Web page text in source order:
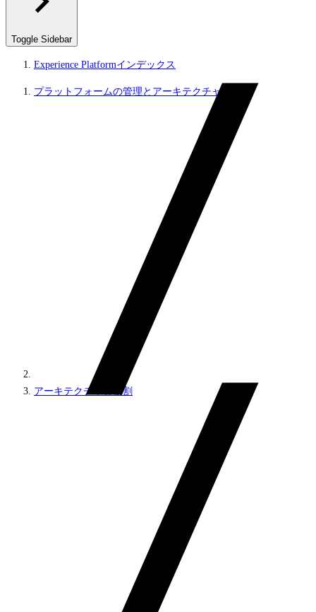
Toggle Sidebar
Experience Platformインデックス
プラットフォームの管理とアーキテクチャ
アーキテクチャと役割